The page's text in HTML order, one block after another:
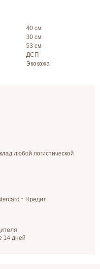
40 см
30 см
53 см
ДСП
Экокожа
любой логистической
Кредит
14 дней